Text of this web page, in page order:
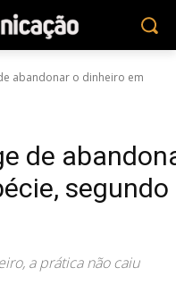
abandonar o dinheiro em
de
segundo
a prática não caiu